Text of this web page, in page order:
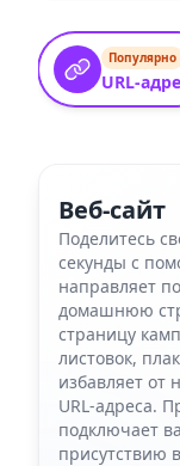
Популярно
URL-
Веб-сайт
Поделитесь
секунды с
направляет
домашнюю
страницу
листовок,
избавляет от
URL-адреса.
подключает
присутствию